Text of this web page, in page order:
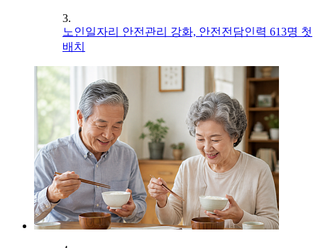
3.
노인일자리 안전관리 강화, 안전전담인력 613명 첫
배치